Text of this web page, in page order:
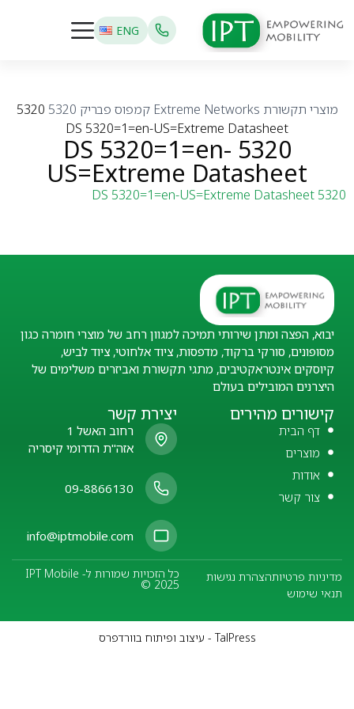
ENG
מוצרי תקשורת Extreme Networks קמפוס פבריק 5320
5320
DS 5320=1=en-US=Extreme Datasheet
5320 DS 5320=1=en-
US=Extreme Datasheet
5320 DS 5320=1=en-US=Extreme Datasheet
יבוא, הפצה ומתן שירותי תמיכה למגוון רחב של מוצרי חומרה כגון
מסופונים, סורקי ברקוד, מדפסות, ציוד אלחוטי, ציוד לביש,
קיוסקים אינטראקטיבים, מתגי תקשורת ואביזרים משלימים של
היצרנים המובילים בעולם
קישורים מהירים
דף הבית
מוצרים
אודות
צור קשר
יצירת קשר
רחוב האשל 1
אזה"ת הדרומי קיסריה
09-8866130
info@iptmobile.com
מדיניות פרטיותהצהרת נגישות
תנאי שימוש
כל הזכויות שמורות ל- IPT Mobile
© 2025
TalPress - עיצוב ופיתוח בוורדפרס